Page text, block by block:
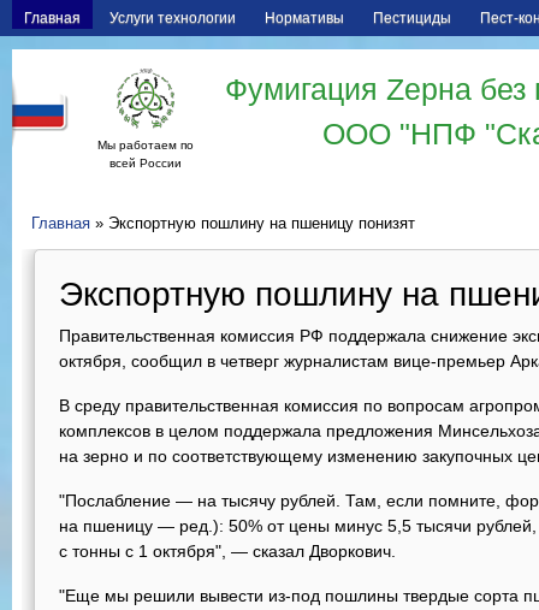
Главная Услуги технологии Нормативы Пестициды Пест-
Мы работаем по
всей России
Фумигация Zерна
ООО "НПФ
Главная » Экспортную пошлину на пшеницу понизят
Экспортную пошлину на
Правительственная комиссия РФ поддержала снижение
октября, сообщил в четверг журналистам вице-премьер
В среду правительственная комиссия по вопросам
комплексов в целом поддержала предложения
на зерно и по соответствующему изменению закупочных
"Послабление — на тысячу рублей. Там, если помните,
на пшеницу — ред.): 50% от цены минус 5,5 тысячи
с тонны с 1 октября", — сказал Дворкович.
"Еще мы решили вывести из-под пошлины твердые сорта